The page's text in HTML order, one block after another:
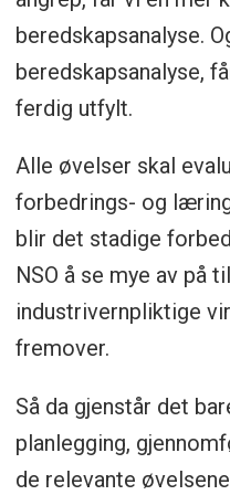
beredskapsanalyse.
beredskapsanalyse,
ferdig utfylt.
Alle øvelser skal
forbedrings- og
blir det stadige
NSO å se mye av på
industrivernpliktige
fremover.
Så da gjenstår det
planlegging,
de relevante